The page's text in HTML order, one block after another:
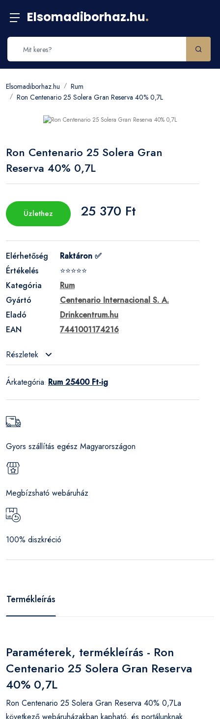
Elsomadiborhaz.hu.
Elsomadiborhaz.hu
Rum
Ron Centenario 25 Solera Gran Reserva 40% 0,7L
Ron Centenario 25 Solera Gran
Reserva 40% 0,7L
Üzlethez 25 370 Ft
Elérhetőség
Raktáron ✅
Értékelés
⭐⭐⭐⭐⭐
Kategória
Rum
Gyártó
Centenario Internacional S. A.
Eladó
Drinkcentrum.hu
EAN
7441001174216
Részletek
Árkategória: Rum 25400 Ft-ig
Gyors szállítás egész Magyarországon
Megbízsható webáruház
100% diszkréció
Termékleírás
Paraméterek, termékleírás - Ron
Centenario 25 Solera Gran Reserva
40% 0,7L
Ron Centenario 25 Solera Gran Reserva 40% 0,7La
következő webáruházakban kapható, és portálunknak